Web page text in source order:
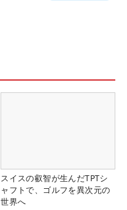
スイスの叡智が生んだTPTシ
ャフトで、ゴルフを異次元の
世界へ